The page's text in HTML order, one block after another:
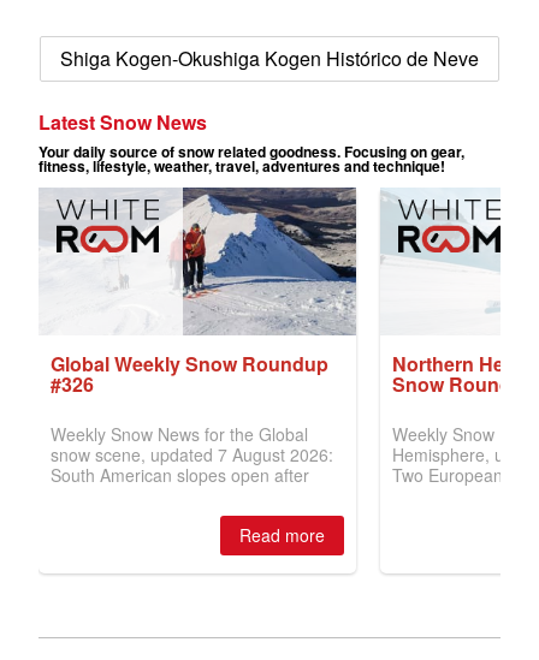
Shiga Kogen-Okushiga Kogen Histórico de Neve